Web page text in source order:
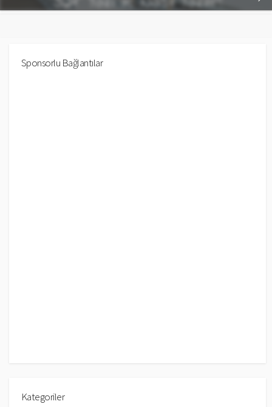
Sponsorlu Bağlantılar
Kategoriler